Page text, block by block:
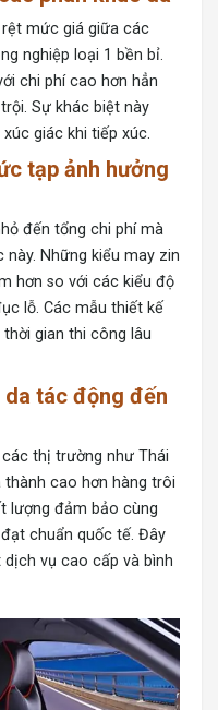
mức giá giữa các
nghiệp loại 1 bền bỉ.
chi phí cao hơn hẳn
Sự khác biệt này
giác khi tiếp xúc.
tạp ảnh hưởng
đến tổng chi phí mà
Những kiểu may zin
hơn so với các kiểu độ
lỗ. Các mẫu thiết kế
gian thi công lâu
tác động đến
thị trường như Thái
thành cao hơn hàng trôi
lượng đảm bảo cùng
chuẩn quốc tế. Đây
dịch vụ cao cấp và bình